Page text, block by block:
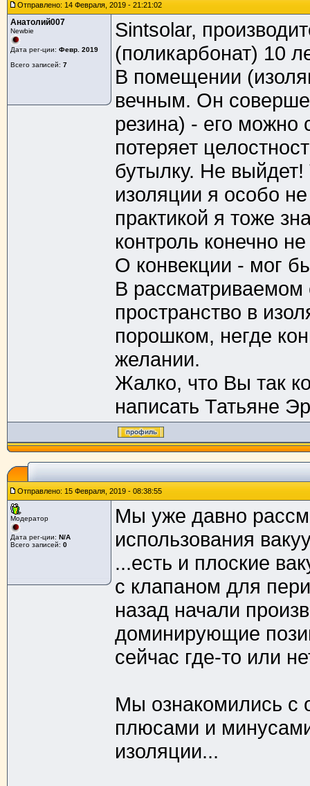
Отправлено: 14 Февраля, 2019 - 21:21:02
Анатолий007
Newbie
Дата рег-ции: Февр. 2019
Всего записей: 7
Sintsolar,
(поликарбонат) 10
В помещении
вечным. Он
резина) - его можно
потеряет
бутылку. Не выйдет!
изоляции я особо
практикой я тоже
контроль конечно
О конвекции - мог
В рассматриваемом
пространство в
порошком, негде
желании.
Жалко, что Вы так
написать Татьяне
Отправлено: 15 Февраля, 2019 - 08:38:55
Модератор
Дата рег-ции: N/A
Всего записей: 0
Мы уже давно
использования
...есть и плоские
с клапаном для
назад начали
доминирующие
сейчас где-то или
Мы ознакомились с
плюсами и
изоляции...